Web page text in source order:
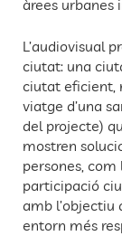
àrees urbanes
L’audiovisual
ciutat: una
ciutat eficient,
viatge d’una
del projecte)
mostren
persones,
participació
amb
entorn més